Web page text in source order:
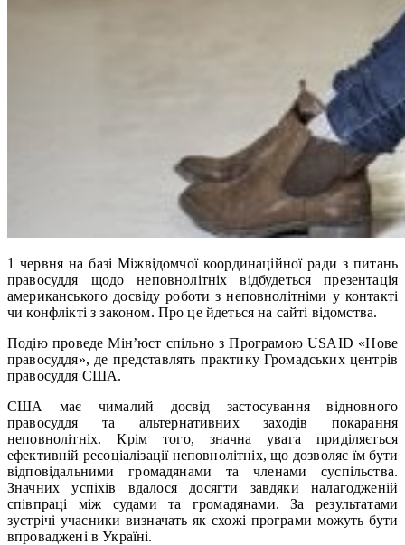
1 червня на базі Міжвідомчої координаційної ради з питань
правосуддя щодо неповнолітніх відбудеться презентація
американського досвіду роботи з неповнолітніми у контакті
чи конфлікті з законом. Про це йдеться на сайті відомства.
Подію проведе Мін’юст спільно з Програмою USAID «Нове
правосуддя», де представлять практику Громадських центрів
правосуддя США.
США має чималий досвід застосування відновного
правосуддя та альтернативних заходів покарання
неповнолітніх. Крім того, значна увага приділяється
ефективній ресоціалізації неповнолітніх, що дозволяє їм бути
відповідальними громадянами та членами суспільства.
Значних успіхів вдалося досягти завдяки налагодженій
співпраці між судами та громадянами. За результатами
зустрічі учасники визначать як схожі програми можуть бути
впроваджені в Україні.